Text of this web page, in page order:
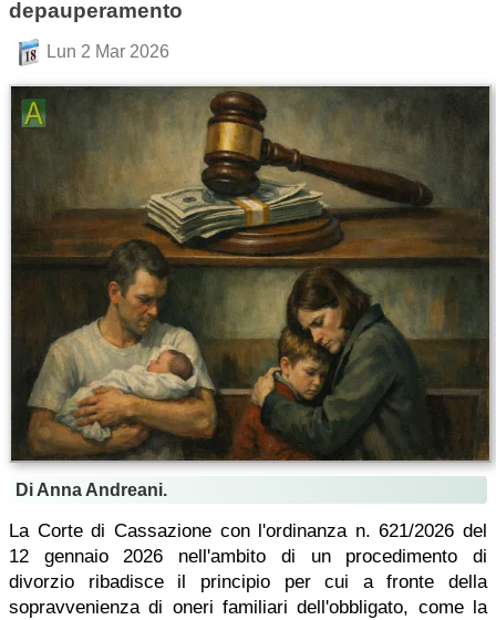
depauperamento
Lun 2 Mar 2026
Di Anna Andreani.
La Corte di Cassazione con l'ordinanza n. 621/2026 del
12 gennaio 2026 nell'ambito di un procedimento di
divorzio ribadisce il principio per cui a fronte della
sopravvenienza di oneri familiari dell'obbligato, come la